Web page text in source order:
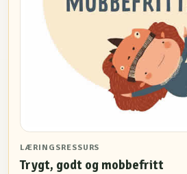
LÆRINGSRESSURS
Trygt, godt og mobbefritt